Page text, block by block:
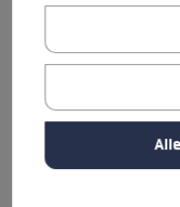
auf der Haut
Tragekomfort,